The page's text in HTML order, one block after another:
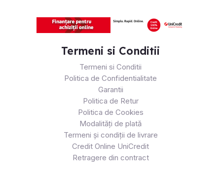
Termeni si Conditii
Termeni si Conditii
Politica de Confidentialitate
Garantii
Politica de Retur
Politica de Cookies
Modalități de plată
Termeni și condiții de livrare
Credit Online UniCredit
Retragere din contract